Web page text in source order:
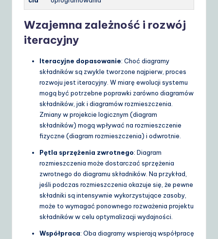
Wzajemna zależność i rozwój
iteracyjny
Iteracyjne dopasowanie: Choć diagramy
składników są zwykle tworzone najpierw, proces
rozwoju jest iteracyjny. W miarę ewolucji systemu
mogą być potrzebne poprawki zarówno diagramów
składników, jak i diagramów rozmieszczenia.
Zmiany w projekcie logicznym (diagram
składników) mogą wpływać na rozmieszczenie
fizyczne (diagram rozmieszczenia) i odwrotnie.
Pętla sprzężenia zwrotnego: Diagram
rozmieszczenia może dostarczać sprzężenia
zwrotnego do diagramu składników. Na przykład,
jeśli podczas rozmieszczenia okazuje się, że pewne
składniki są intensywnie wykorzystujące zasoby,
może to wymagać ponownego rozważenia projektu
składników w celu optymalizacji wydajności.
Współpraca: Oba diagramy wspierają współpracę